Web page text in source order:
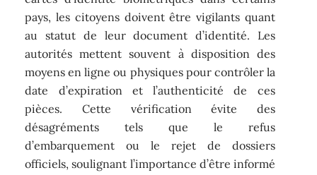
pays, les citoyens doivent être vigilants quant
au statut de leur document d’identité. Les
autorités mettent souvent à disposition des
moyens en ligne ou physiques pour contrôler la
date d’expiration et l’authenticité de ces
pièces. Cette vérification évite des
désagréments tels que le refus
d’embarquement ou le rejet de dossiers
officiels, soulignant l’importance d’être informé